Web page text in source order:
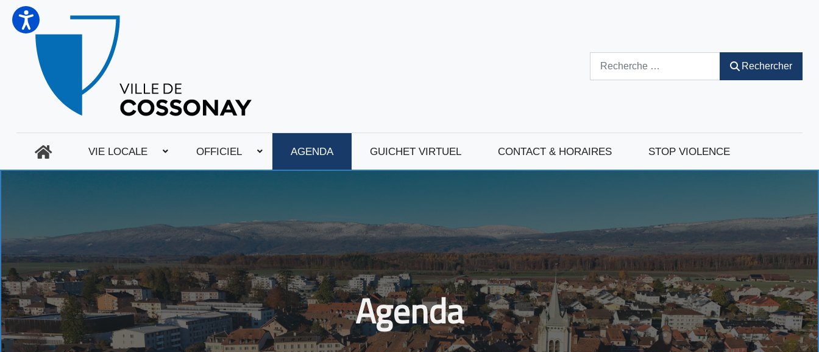
Rechercher
VIE LOCALE OFFICIEL AGENDA GUICHET VIRTUEL CONTACT & HORAIRES STOP VIOLENCE
Agenda